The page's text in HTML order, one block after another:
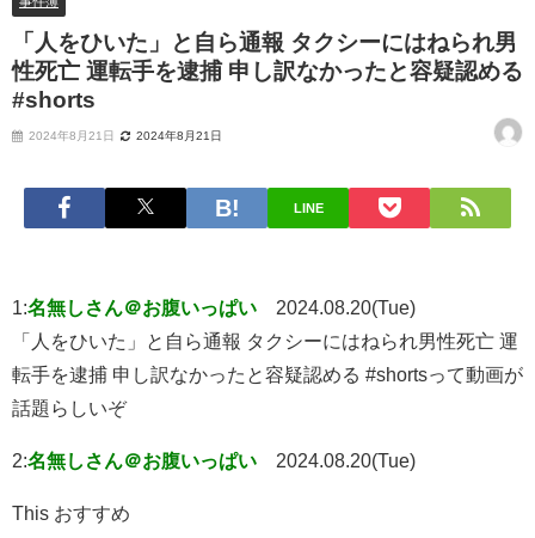
「人をひいた」と自ら通報 タクシーにはねられ男
性死亡 運転手を逮捕 申し訳なかったと容疑認める
#shorts
2024年8月21日 2024年8月21日
LINE
1:名無しさん＠お腹いっぱい
2024.08.20(Tue)
「人をひいた」と自ら通報 タクシーにはねられ男性死亡 運
転手を逮捕 申し訳なかったと容疑認める #shortsって動画が
話題らしいぞ
2:名無しさん＠お腹いっぱい 2024.08.20(Tue)
This おすすめ